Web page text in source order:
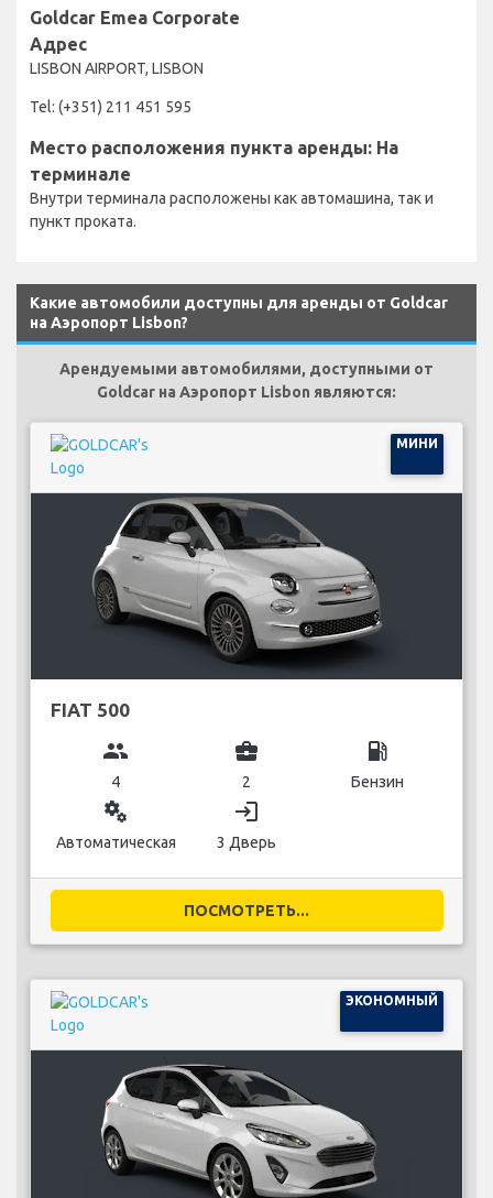
Goldcar Emea Corporate
Адрес
LISBON AIRPORT, LISBON
Tel: (+351) 211 451 595
Место расположения пункта аренды: На
терминале
Внутри терминала расположены как автомашина, так и
пункт проката.
Какие автомобили доступны для аренды от Goldcar
на Аэропорт Lisbon?
Арендуемыми автомобилями, доступными от
Goldcar на Аэропорт Lisbon являются:
МИНИ
FIAT 500
group
4
business_center
2
local_gas_station
Бензин
miscellaneous_services
Автоматическая
login
3 Дверь
ПОСМОТРЕТЬ...
ЭКОНОМНЫЙ